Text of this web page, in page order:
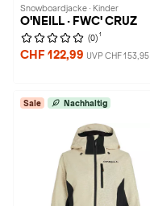
Snowboardjacke · Kinder
O'NEILL · FWC' CRUZ
(0) 1
CHF 122,99 UVP CHF 153,95
Sale Nachhaltig